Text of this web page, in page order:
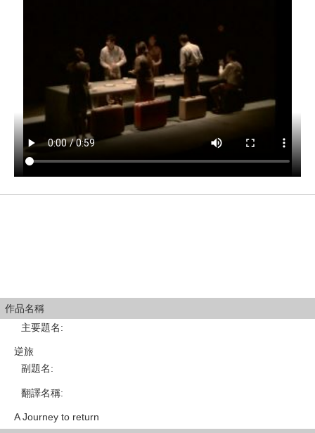
作品名稱
主要題名:
逆旅
副題名:
翻譯名稱:
A Journey to return